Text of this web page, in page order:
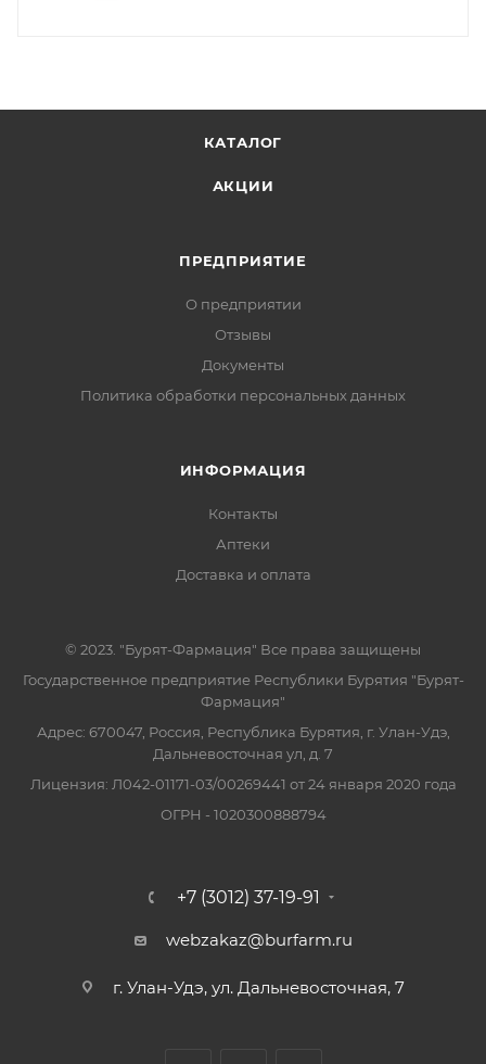
КАТАЛОГ
АКЦИИ
ПРЕДПРИЯТИЕ
О предприятии
Отзывы
Документы
Политика обработки персональных данных
ИНФОРМАЦИЯ
Контакты
Аптеки
Доставка и оплата
© 2023. "Бурят-Фармация" Все права защищены
Государственное предприятие Республики Бурятия "Бурят-
Фармация"
Адрес: 670047, Россия, Республика Бурятия, г. Улан-Удэ,
Дальневосточная ул, д. 7
Лицензия: Л042-01171-03/00269441 от 24 января 2020 года
ОГРН - 1020300888794
+7 (3012) 37-19-91
webzakaz@burfarm.ru
г. Улан-Удэ, ул. Дальневосточная, 7